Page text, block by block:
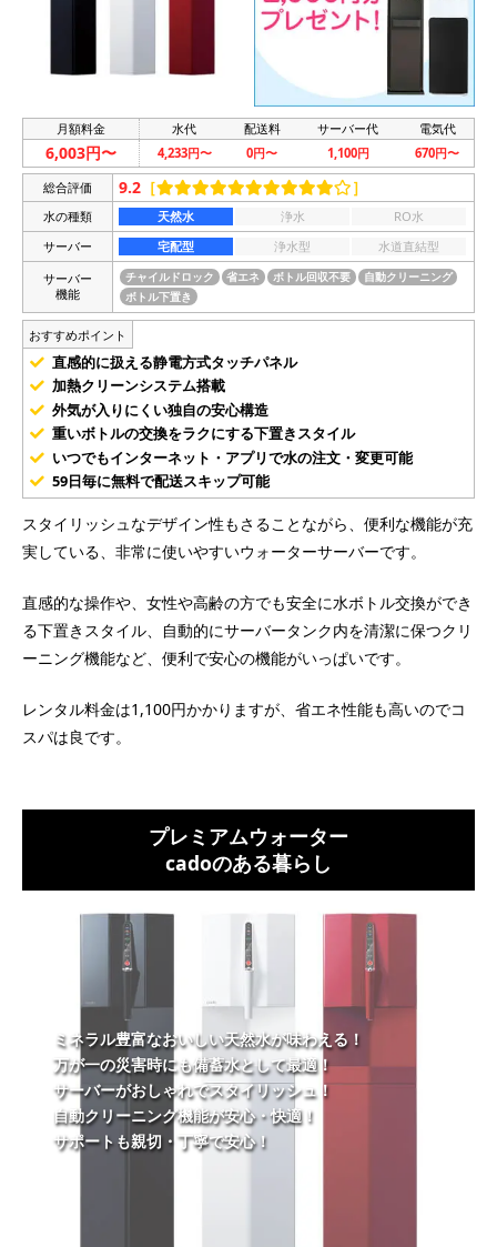
月額料金 水代 配送料 サーバー代 電気代
6,003円〜 4,233円〜 0円〜 1,100円 670円〜
総合評価 9.2 ［ ］
水の種類 天然水 浄水
RO水
サーバー
宅配型 浄水型
水道直結型
サーバー
機能
チャイルドロック 省エネ ボトル回収不要
自動クリーニング
ボトル下置き
おすすめポイント
直感的に扱える静電方式タッチパネル
加熱クリーンシステム搭載
外気が入りにくい独自の安心構造
重いボトルの交換をラクにする下置きスタイル
いつでもインターネット・アプリで水の注文・変更可能
59日毎に無料で配送スキップ可能
スタイリッシュなデザイン性もさることながら、便利な機能が充
実している、非常に使いやすいウォーターサーバーです。
直感的な操作や、女性や高齢の方でも安全に水ボトル交換ができ
る下置きスタイル、自動的にサーバータンク内を清潔に保つクリ
ーニング機能など、便利で安心の機能がいっぱいです。
レンタル料金は1,100円かかりますが、省エネ性能も高いのでコ
スパは良です。
プレミアムウォーター
cadoのある暮らし
ミネラル豊富なおいしい天然水が味わえる！
万が一の災害時にも備蓄水として最適！
サーバーがおしゃれでスタイリッシュ！
自動クリーニング機能が安心・快適！
サポートも親切・丁寧で安心！